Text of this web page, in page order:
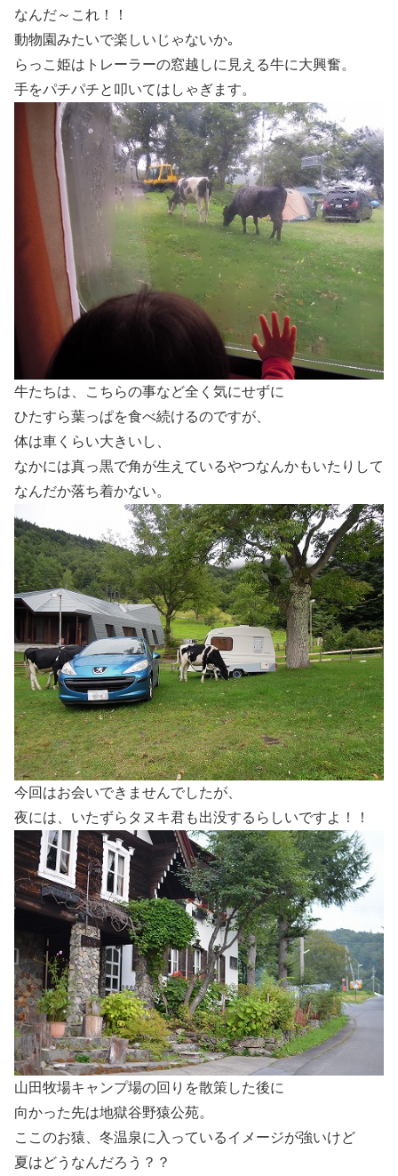
なんだ～これ！！
動物園みたいで楽しいじゃないか｡
らっこ姫はトレーラーの窓越しに見える牛に大興奮。
手をパチパチと叩いてはしゃぎます。
牛たちは、こちらの事など全く気にせずに
ひたすら葉っぱを食べ続けるのですが、
体は車くらい大きいし、
なかには真っ黒で角が生えているやつなんかもいたりして
なんだか落ち着かない。
今回はお会いできませんでしたが、
夜には、いたずらタヌキ君も出没するらしいですよ！！
山田牧場キャンプ場の回りを散策した後に
向かった先は地獄谷野猿公苑。
ここのお猿、冬温泉に入っているイメージが強いけど
夏はどうなんだろう？？